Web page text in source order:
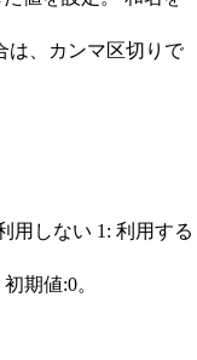
は、カンマ区切りで
用しない 1: 利用する
期値:0。